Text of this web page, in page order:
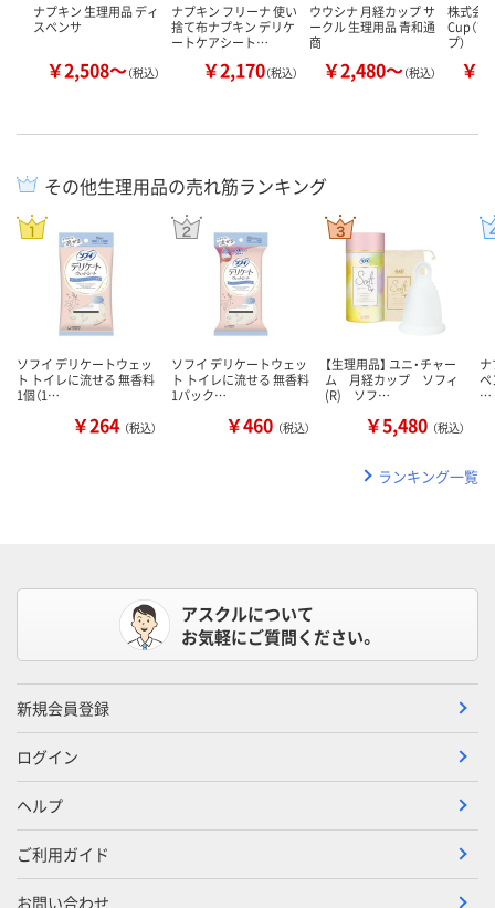
ナプキン 生理用品 ディ
スペンサ
￥2,508～（税込）
ナプキン フリーナ 使い
捨て布ナプキン デリケ
ートケアシート…
￥2,170（税込）
ウウシナ 月経カップ サ
ークル 生理用品 青和通
商
￥2,480～（税込）
株式会
Cup（
プ）
￥
その他生理用品の売れ筋ランキング
ソフイ デリケートウェッ
ト トイレに流せる 無香料
1個（1…
￥264 （税込）
ソフイ デリケートウェッ
ト トイレに流せる 無香料
1パック…
￥460 （税込）
【生理用品】 ユニ・チャー
ム 月経カップ ソフィ
(R) ソフ…
￥5,480 （税込）
ペ
…
ランキング一覧
アスクルについて
お気軽にご質問ください。
新規会員登録
ログイン
ヘルプ
ご利用ガイド
お問い合わせ